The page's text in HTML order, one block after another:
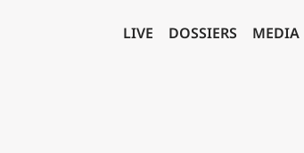
LIVE DOSSIERS MEDIA